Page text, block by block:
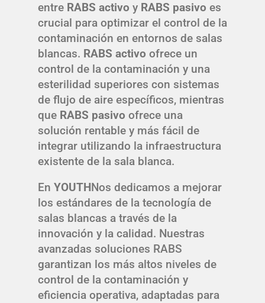
entre RABS activo y RABS pasivo es
crucial para optimizar el control de la
contaminación en entornos de salas
blancas. RABS activo ofrece un
control de la contaminación y una
esterilidad superiores con sistemas
de flujo de aire específicos, mientras
que RABS pasivo ofrece una
solución rentable y más fácil de
integrar utilizando la infraestructura
existente de la sala blanca.
En YOUTHNos dedicamos a mejorar
los estándares de la tecnología de
salas blancas a través de la
innovación y la calidad. Nuestras
avanzadas soluciones RABS
garantizan los más altos niveles de
control de la contaminación y
eficiencia operativa, adaptadas para